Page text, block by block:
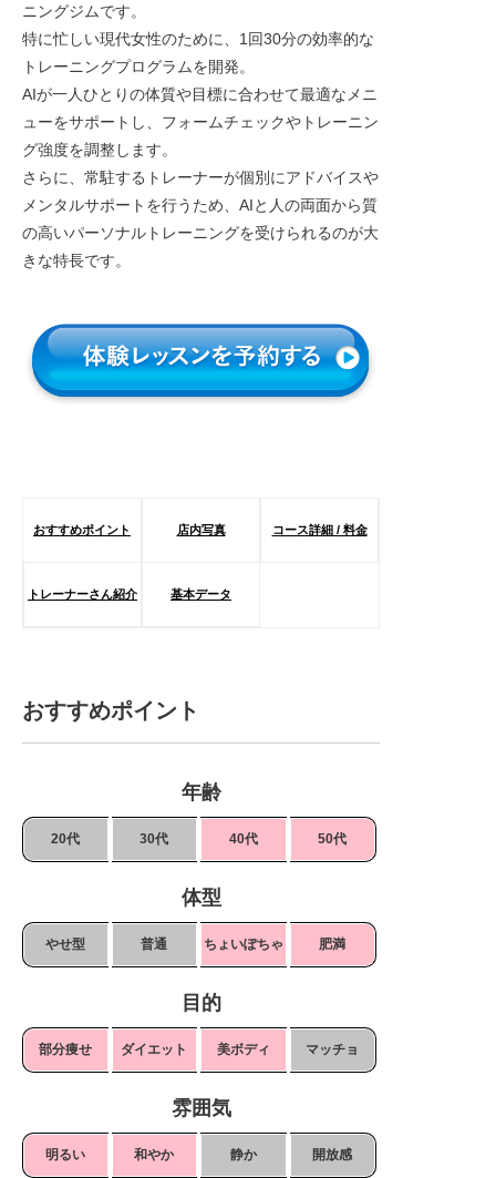
ニングジムです。
特に忙しい現代女性のために、1回30分の効率的な
トレーニングプログラムを開発。
AIが一人ひとりの体質や目標に合わせて最適なメニ
ューをサポートし、フォームチェックやトレーニン
グ強度を調整します。
さらに、常駐するトレーナーが個別にアドバイスや
メンタルサポートを行うため、AIと人の両面から質
の高いパーソナルトレーニングを受けられるのが大
きな特長です。
おすすめポイント 店内写真 コース詳細 / 料金
トレーナーさん紹介 基本データ
おすすめポイント
年齢
20代 30代 40代 50代
体型
やせ型 普通 ちょいぽちゃ 肥満
目的
部分痩せ ダイエット 美ボディ マッチョ
雰囲気
明るい 和やか 静か 開放感